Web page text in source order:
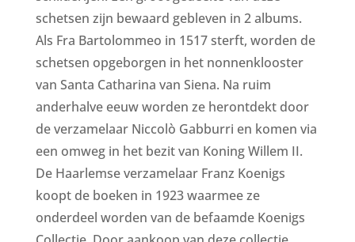
schetsen zijn bewaard gebleven in 2 albums.
Als Fra Bartolommeo in 1517 sterft, worden de
schetsen opgeborgen in het nonnenklooster
van Santa Catharina van Siena. Na ruim
anderhalve eeuw worden ze herontdekt door
de verzamelaar Niccolò Gabburri en komen via
een omweg in het bezit van Koning Willem II.
De Haarlemse verzamelaar Franz Koenigs
koopt de boeken in 1923 waarmee ze
onderdeel worden van de befaamde Koenigs